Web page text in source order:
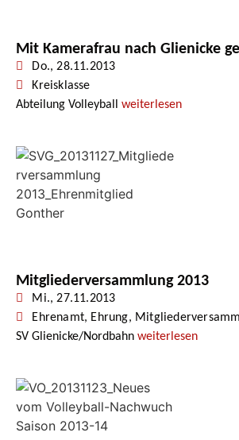
Mit Kamerafrau nach Glienicke
Do., 28.11.2013
Kreisklasse
Abteilung Volleyball weiterlesen
Mitgliederversammlung 2013
Mi., 27.11.2013
Ehrenamt, Ehrung,
SV Glienicke/Nordbahn weiterlesen